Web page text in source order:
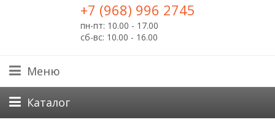
+7 (968) 996 2745
пн-пт: 10.00 - 17.00
сб-вс: 10.00 - 16.00
Меню
Каталог